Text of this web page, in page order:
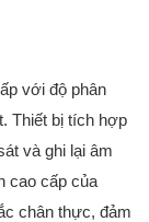
với độ phân
Thiết bị tích hợp
và ghi lại âm
cao cấp của
chân thực, đảm